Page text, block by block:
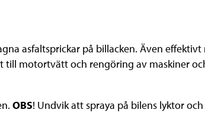
asfaltsprickar på billacken. Även
till motortvätt och rengöring av maskiner
OBS! Undvik att spraya på bilens lyktor